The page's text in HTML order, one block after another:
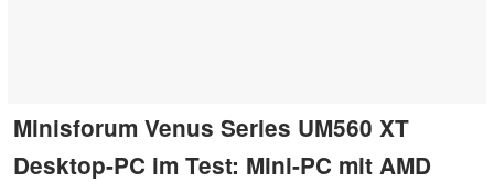
Minisforum Venus Series UM560 XT
Desktop-PC im Test: Mini-PC mit AMD